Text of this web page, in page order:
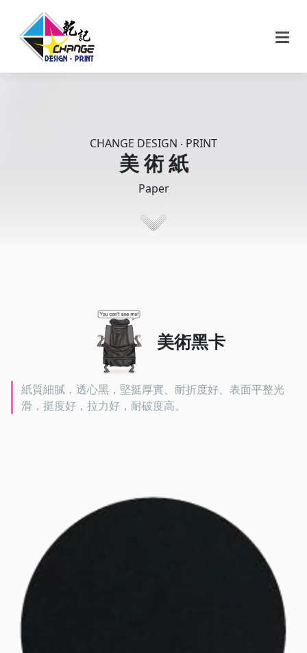
CHANGE DESIGN ‧ PRINT
美 術 紙
Paper
美術黑卡
紙質細膩，透心黑，堅挺厚實、耐折度好、表面平整光
滑，挺度好，拉力好，耐破度高。